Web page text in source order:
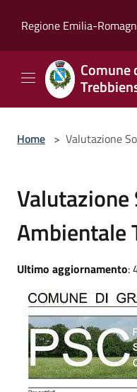
Regione Emilia-
Comune
Home > Valutazione
Ambientale
Ultimo aggiornamento: